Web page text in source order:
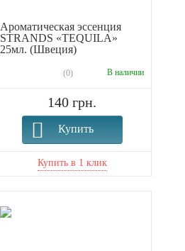
Ароматическая эссенция
STRANDS «TEQUILA»
25мл. (Швеция)
(0) В наличии
140 грн.
Купить